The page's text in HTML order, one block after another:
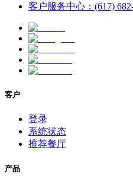
客户服务中心：(617)
客户
登录
系统状态
推荐餐厅
产品